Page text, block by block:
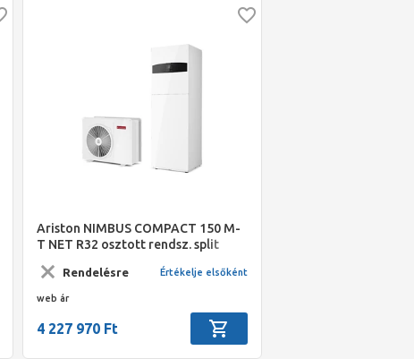
Ariston NIMBUS COMPACT 150 M-
T NET R32 osztott rendsz. split
beltéri + 180 L HMV, 3 fázis
Rendelésre Értékelje elsőként
web ár
4 227 970 Ft